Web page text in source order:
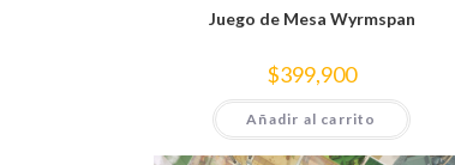
Juego de Mesa Wyrmspan
$399,900
Añadir al carrito